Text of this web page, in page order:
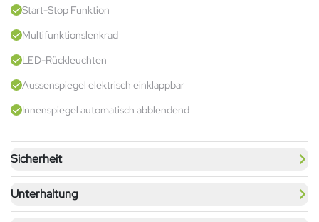
Start-Stop Funktion
Multifunktionslenkrad
LED-Rückleuchten
Aussenspiegel elektrisch einklappbar
Innenspiegel automatisch abblendend
Sicherheit
Unterhaltung